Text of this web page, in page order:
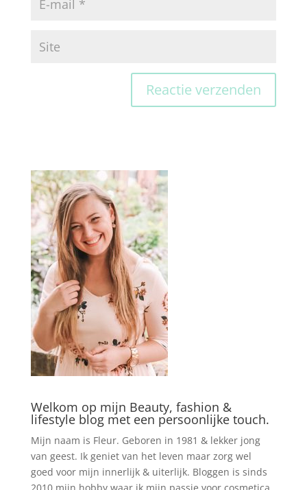
Welkom op mijn Beauty, fashion &
lifestyle blog met een persoonlijke touch.
Mijn naam is Fleur. Geboren in 1981 & lekker jong
van geest. Ik geniet van het leven maar zorg wel
goed voor mijn innerlijk & uiterlijk. Bloggen is sinds